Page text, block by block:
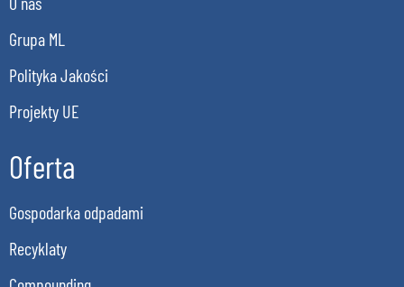
Grupa ML
Polityka Jakości
Projekty UE
Oferta
Gospodarka odpadami
Recyklaty